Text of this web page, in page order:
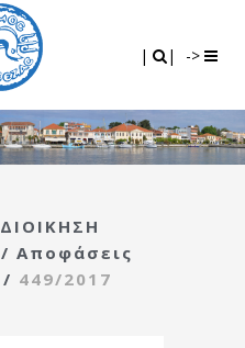
| | ->
ΔΙΟΙΚΗΣΗ
/ Αποφάσεις
/ 449/2017